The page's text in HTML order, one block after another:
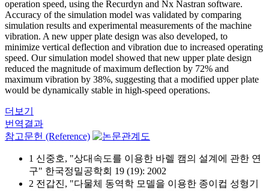
operation speed, using the Recurdyn and Nx Nastran software.
Accuracy of the simulation model was validated by comparing
simulation results and experimental measurements of the machine
vibration. A new upper plate design was also developed, to
minimize vertical deflection and vibration due to increased operating
speed. Our simulation model showed that new upper plate design
reduced the magnitude of maximum deflection by 72% and
maximum vibration by 38%, suggesting that a modified upper plate
would be dynamically stable in high-speed operations.
더보기
번역결과
참고문헌 (Reference)
1 신중호, "상대속도를 이용한 바렐 캠의 설계에 관한 연
구" 한국정밀공학회 19 (19): 2002
2 전갑진, "다물체 동역학 모델을 이용한 종이컵 성형기